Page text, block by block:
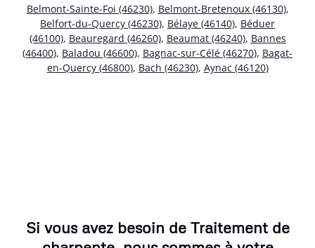
Belmont-Sainte-Foi (46230), Belmont-Bretenoux (46130),
Belfort-du-Quercy (46230), Bélaye (46140), Béduer
(46100), Beauregard (46260), Beaumat (46240), Bannes
(46400), Baladou (46600), Bagnac-sur-Célé (46270), Bagat-
en-Quercy (46800), Bach (46230), Aynac (46120)
Si vous avez besoin de Traitement de